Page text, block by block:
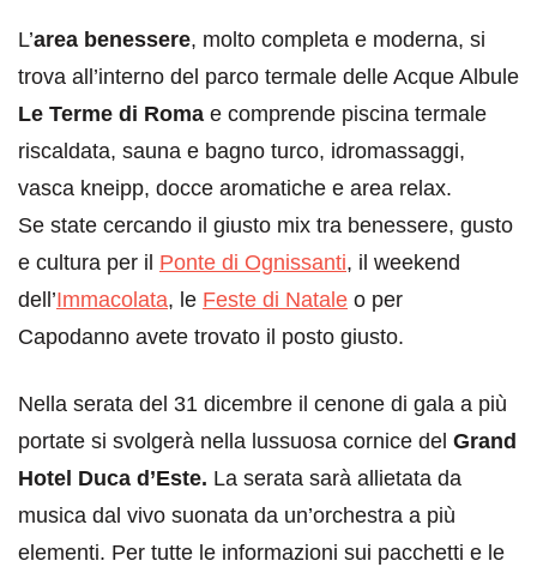
L’area benessere, molto completa e moderna, si
trova all’interno del parco termale delle Acque Albule
Le Terme di Roma e comprende piscina termale
riscaldata, sauna e bagno turco, idromassaggi,
vasca kneipp, docce aromatiche e area relax.
Se state cercando il giusto mix tra benessere, gusto
e cultura per il Ponte di Ognissanti, il weekend
dell’Immacolata, le Feste di Natale o per
Capodanno avete trovato il posto giusto.
Nella serata del 31 dicembre il cenone di gala a più
portate si svolgerà nella lussuosa cornice del Grand
Hotel Duca d’Este. La serata sarà allietata da
musica dal vivo suonata da un’orchestra a più
elementi. Per tutte le informazioni sui pacchetti e le